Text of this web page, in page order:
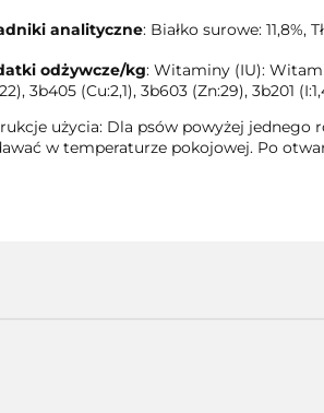
analityczne: Białko surowe: 11,8%,
odżywcze/kg: Witaminy (IU):
3b405 (Cu:2,1), 3b603 (Zn:29), 3b201
użycia: Dla psów powyżej jednego
w temperaturze pokojowej. Po